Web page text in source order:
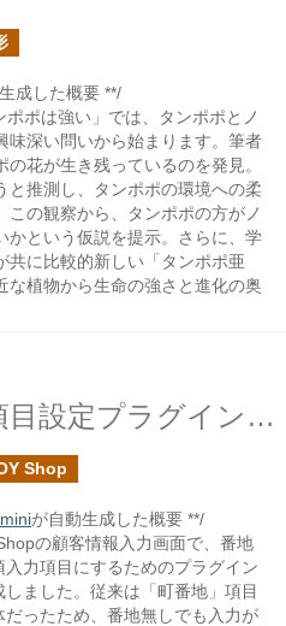
成した概要 **/
ポポは強い」では、タンポポとノ
味深い問いから始まります。筆者
花が生き残っているのを発見。
と推測し、タンポポの環境への柔
の観察から、タンポポの方がノ
かという仮説を提示。さらに、学
共に比較的新しい「タンポポ亜
な植物から生命の強さと進化の奥
SOY Shopで住所項目設定プラグインを作成しました
Shop
が自動生成した概要 **/
の顧客情報入力画面で、番地
入力項目にするためのプラグイン
しました。従来は「町番地」項目
だったため、番地無しでも入力が